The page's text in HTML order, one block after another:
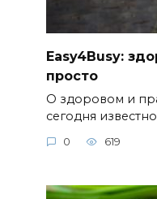
Easy4Busy:
просто
О здоровом и
сегодня
0 619